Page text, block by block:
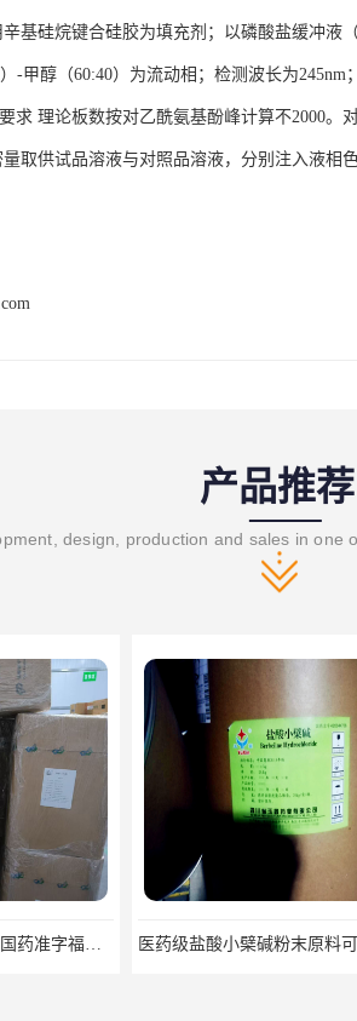
基硅烷键合硅胶为填充剂；以磷酸盐缓冲液
-甲醇（60:40）为流动相；检测波长为245nm
求 理论板数按对乙酰氨基酚峰计算不2000。
取供试品溶液与对照品溶液，分别注入液相
产品推荐
design, production and sales in one
医药级盐酸小檗碱粉末原料可关联审评